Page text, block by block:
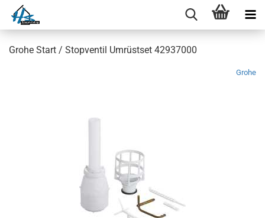
Grohe Start / Stopventil Umrüstset 42937000
Grohe